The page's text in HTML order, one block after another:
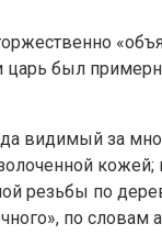
был
видимый за
кожей;
резьбы по
по